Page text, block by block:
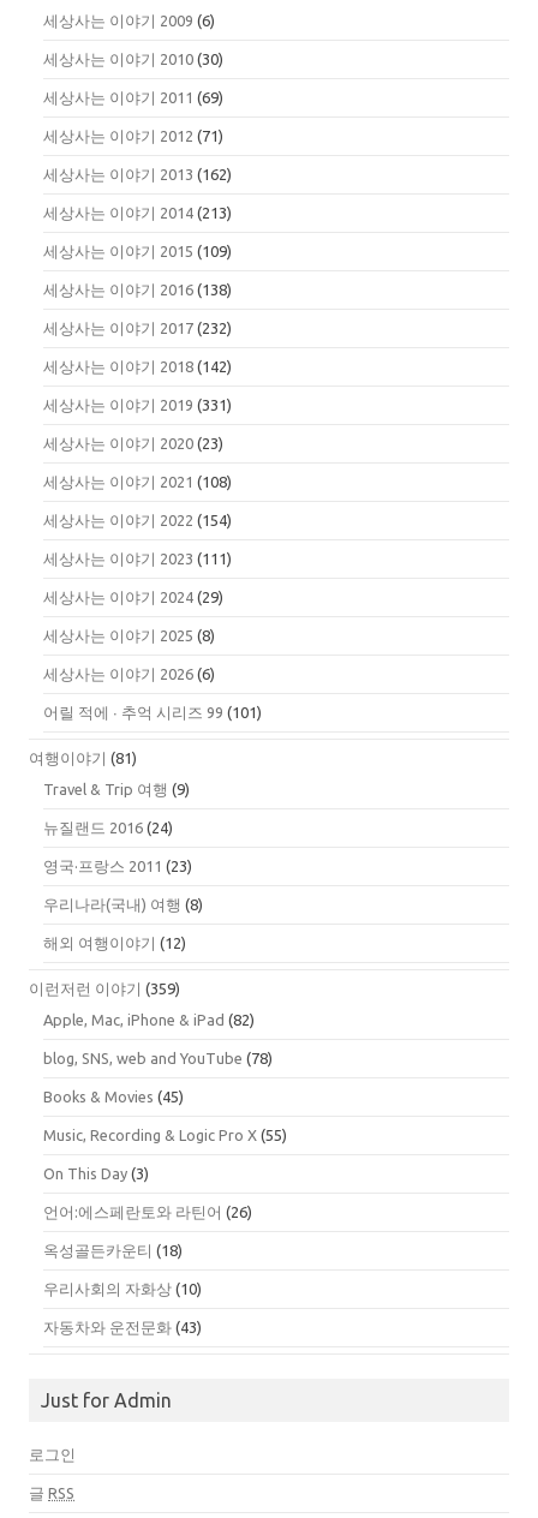
세상사는 이야기 2009 (6)
세상사는 이야기 2010 (30)
세상사는 이야기 2011 (69)
세상사는 이야기 2012 (71)
세상사는 이야기 2013 (162)
세상사는 이야기 2014 (213)
세상사는 이야기 2015 (109)
세상사는 이야기 2016 (138)
세상사는 이야기 2017 (232)
세상사는 이야기 2018 (142)
세상사는 이야기 2019 (331)
세상사는 이야기 2020 (23)
세상사는 이야기 2021 (108)
세상사는 이야기 2022 (154)
세상사는 이야기 2023 (111)
세상사는 이야기 2024 (29)
세상사는 이야기 2025 (8)
세상사는 이야기 2026 (6)
어릴 적에 ∙ 추억 시리즈 99 (101)
여행이야기 (81)
Travel & Trip 여행 (9)
뉴질랜드 2016 (24)
영국·프랑스 2011 (23)
우리나라(국내) 여행 (8)
해외 여행이야기 (12)
이런저런 이야기 (359)
Apple, Mac, iPhone & iPad (82)
blog, SNS, web and YouTube (78)
Books & Movies (45)
Music, Recording & Logic Pro X (55)
On This Day (3)
언어:에스페란토와 라틴어 (26)
옥성골든카운티 (18)
우리사회의 자화상 (10)
자동차와 운전문화 (43)
Just for Admin
로그인
글 RSS